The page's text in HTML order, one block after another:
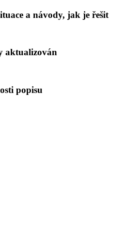
a návody, jak je řešit
aktualizován
popisu